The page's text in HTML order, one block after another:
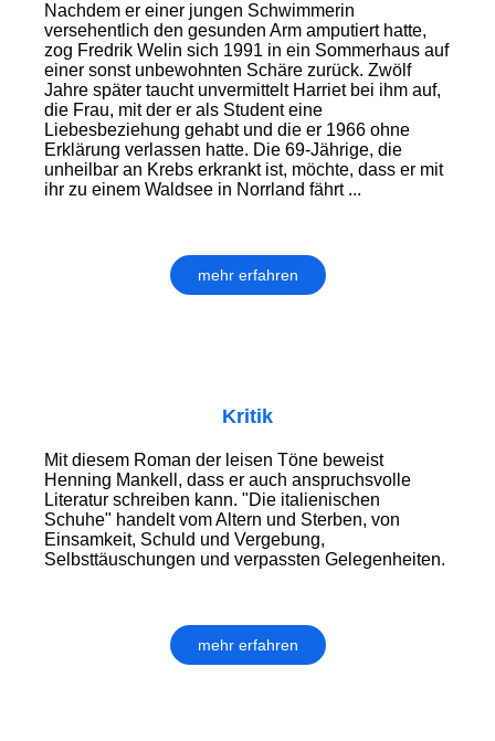
Nachdem er einer jungen Schwimmerin
versehentlich den gesunden Arm amputiert hatte,
zog Fredrik Welin sich 1991 in ein Sommerhaus auf
einer sonst unbewohnten Schäre zurück. Zwölf
Jahre später taucht unvermittelt Harriet bei ihm auf,
die Frau, mit der er als Student eine
Liebesbeziehung gehabt und die er 1966 ohne
Erklärung verlassen hatte. Die 69-Jährige, die
unheilbar an Krebs erkrankt ist, möchte, dass er mit
ihr zu einem Waldsee in Norrland fährt ...
mehr erfahren
Kritik
Mit diesem Roman der leisen Töne beweist
Henning Mankell, dass er auch anspruchsvolle
Literatur schreiben kann. "Die italienischen
Schuhe" handelt vom Altern und Sterben, von
Einsamkeit, Schuld und Vergebung,
Selbsttäuschungen und verpassten Gelegenheiten.
mehr erfahren